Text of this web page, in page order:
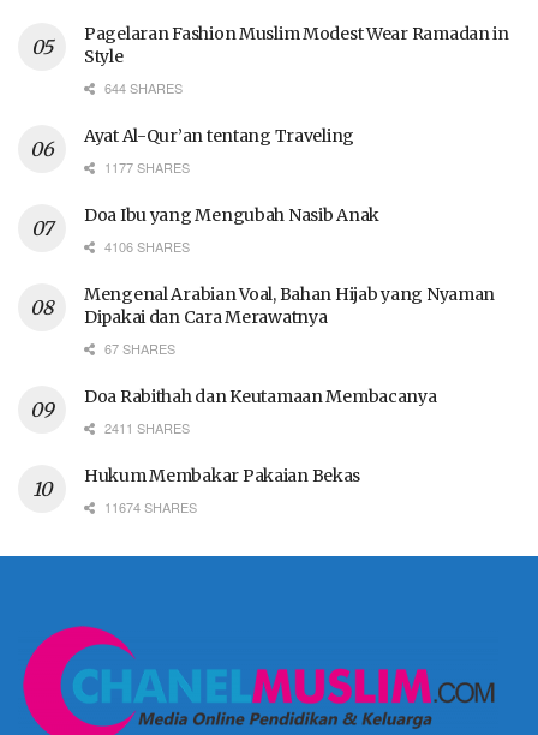
Pagelaran Fashion Muslim Modest Wear Ramadan in
Style
644 SHARES
Ayat Al-Qur’an tentang Traveling
1177 SHARES
Doa Ibu yang Mengubah Nasib Anak
4106 SHARES
Mengenal Arabian Voal, Bahan Hijab yang Nyaman
Dipakai dan Cara Merawatnya
67 SHARES
Doa Rabithah dan Keutamaan Membacanya
2411 SHARES
Hukum Membakar Pakaian Bekas
11674 SHARES